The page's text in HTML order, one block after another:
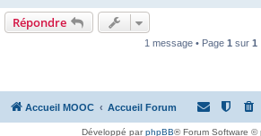
Répondre
1 message • Page 1 sur 1
Accueil MOOC Accueil Forum
Développé parphpBB® Forum Software ©